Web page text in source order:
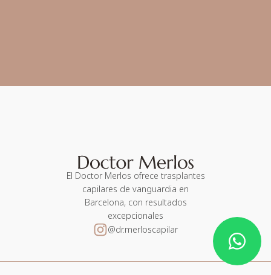
El Doctor Merlos ofrece trasplantes
capilares de vanguardia en
Barcelona, con resultados
excepcionales
@dr.merloscapilar